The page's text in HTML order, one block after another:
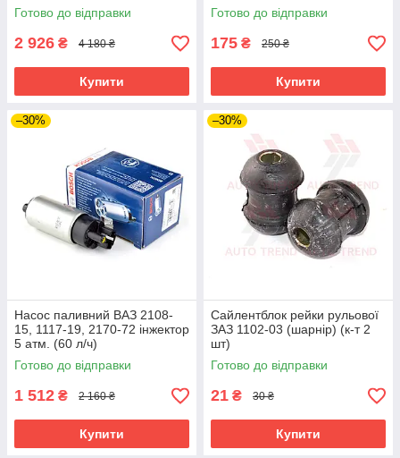
Готово до відправки
2 926 ₴ 4 180 ₴
Купити
Готово до відправки
175 ₴ 250 ₴
Купити
–30%
Насос паливний ВАЗ 2108-
15, 1117-19, 2170-72 інжектор
5 атм. (60 л/ч)
Готово до відправки
1 512 ₴ 2 160 ₴
Купити
–30%
Сайлентблок рейки рульової
ЗАЗ 1102-03 (шарнір) (к-т 2
шт)
Готово до відправки
21 ₴ 30 ₴
Купити